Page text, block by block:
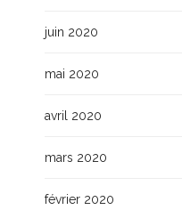
juin 2020
mai 2020
avril 2020
mars 2020
février 2020